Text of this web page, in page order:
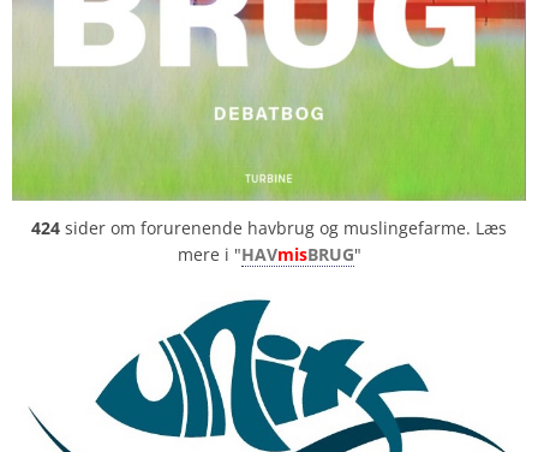
424 sider om forurenende havbrug og muslingefarme. Læs
mere i "HAVmisBRUG"